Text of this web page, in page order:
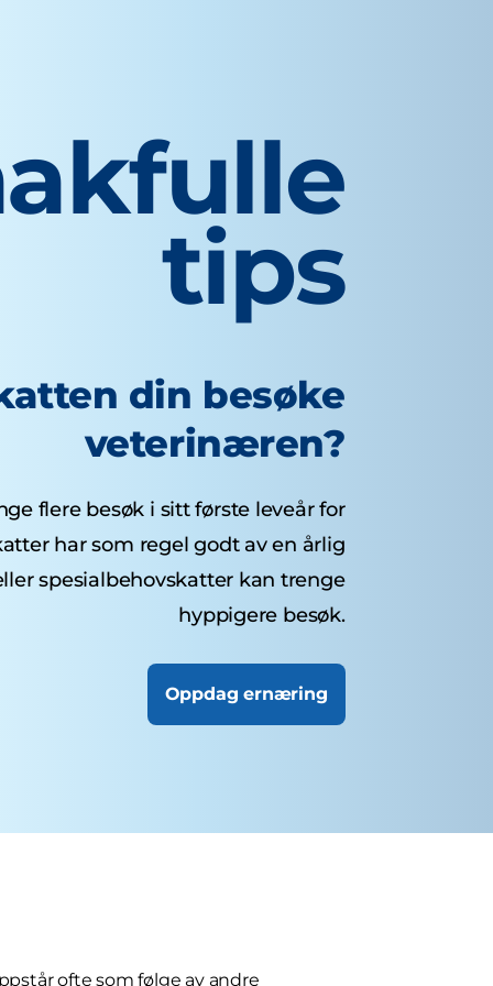
tips
din besøke
veterinæren?
flere besøk i sitt første leveår for
har som regel godt av en årlig
spesialbehovskatter kan trenge
hyppigere besøk.
Oppdag ernæring
ofte som følge av andre